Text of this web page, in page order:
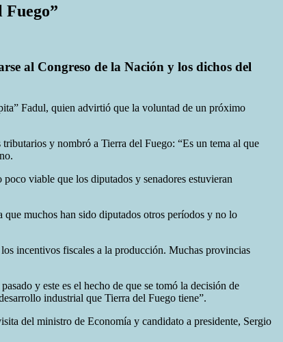
Fuego”
al Congreso de la Nación y los dichos del
Fadul, quien advirtió que la voluntad de un próximo
y nombró a Tierra del Fuego: “Es un tema al que
viable que los diputados y senadores estuvieran
muchos han sido diputados otros períodos y no lo
incentivos fiscales a la producción. Muchas provincias
y este es el hecho de que se tomó la decisión de
industrial que Tierra del Fuego tiene”.
del ministro de Economía y candidato a presidente, Sergio